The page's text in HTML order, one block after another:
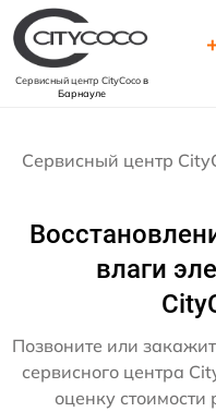
Сервисный центр CityCocoв
Барнауле
Сервисный центр
влаги
Позвоните или
сервисного центра
оценку стоимости